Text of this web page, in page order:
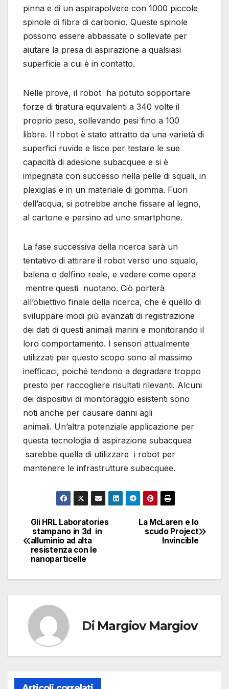
pinna e di un aspirapolvere con 1000 piccole
spinole di fibra di carbonio. Queste spinole
possono essere abbassate o sollevate per
aiutare la presa di aspirazione a qualsiasi
superficie a cui è in contatto.
Nelle prove, il robot ha potuto sopportare
forze di tiratura equivalenti a 340 volte il
proprio peso, sollevando pesi fino a 100
libbre. Il robot è stato attratto da una varietà di
superfici ruvide e lisce per testare le sue
capacità di adesione subacquee e si è
impegnata con successo nella pelle di squali, in
plexiglas e in un materiale di gomma. Fuori
dell’acqua, si potrebbe anche fissare al legno,
al cartone e persino ad uno smartphone.
La fase successiva della ricerca sarà un
tentativo di attirare il robot verso uno squalo,
balena o delfino reale, e vedere come opera
mentre questi nuotano. Ciò porterà
all’obiettivo finale della ricerca, che è quello di
sviluppare modi più avanzati di registrazione
dei dati di questi animali marini e monitorando il
loro comportamento. I sensori attualmente
utilizzati per questo scopo sono al massimo
inefficaci, poiché tendono a degradare troppo
presto per raccogliere risultati rilevanti. Alcuni
dei dispositivi di monitoraggio esistenti sono
noti anche per causare danni agli
animali. Un’altra potenziale applicazione per
questa tecnologia di aspirazione subacquea
sarebbe quella di utilizzare i robot per
mantenere le infrastrutture subacquee.
Navigazione
articoli
La McLaren e lo
scudo Project
Invincible
Gli HRL Laboratories
stampano in 3d in
alluminio ad alta
resistenza con le
nanoparticelle
Di Margiov Margiov